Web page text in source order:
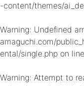
-content/themes/
Warning: Undefined
amaguchi.com/
ental/single.php on line
Warning: Attempt to